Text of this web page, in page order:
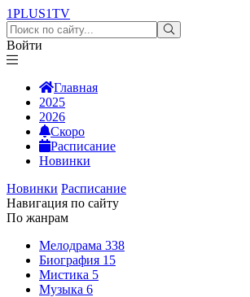
1PLUS1TV
Войти
Главная
2025
2026
Скоро
Расписание
Новинки
Новинки Расписание
Навигация по сайту
По жанрам
Мелодрама 338
Биография 15
Мистика 5
Музыка 6